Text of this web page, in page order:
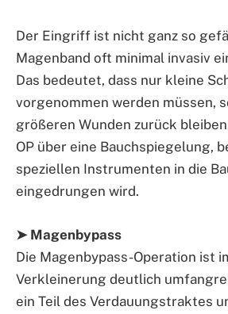
Der Eingriff ist nicht ganz so
Magenband oft minimal invasiv
Das bedeutet, dass nur kleine
vorgenommen werden müssen,
größeren Wunden zurück
OP über eine Bauchspiegelung,
speziellen Instrumenten in die
eingedrungen wird.
➤ Magenbypass
Die Magenbypass-Operation ist
Verkleinerung deutlich
ein Teil des Verdauungstraktes